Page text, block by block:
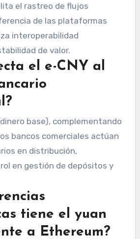
el rastreo de flujos
de las plataformas
interoperabilidad
de valor.
el e-CNY al
base), complementando
bancos comerciales actúan
en distribución,
en gestión de depósitos y
tiene el yuan
a Ethereum?